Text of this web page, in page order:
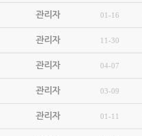
관리자 01-16
관리자 11-30
관리자 04-07
관리자 03-09
관리자 01-11